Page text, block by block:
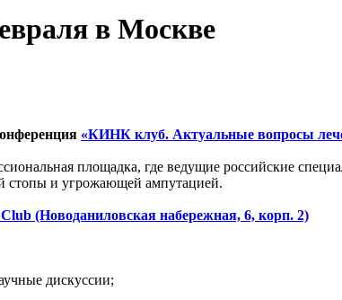
в Москве
«КИНК клуб. Актуальные вопросы
площадка, где ведущие российские
стопы и угрожающей ампутацией.
(Новоданиловская набережная, 6, корп. 2)
дискуссии;